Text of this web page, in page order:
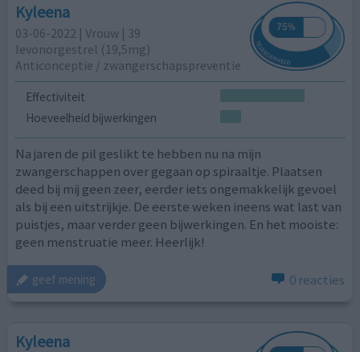
Kyleena
03-06-2022 | Vrouw | 39
levonorgestrel (19,5mg)
Anticonceptie / zwangerschapspreventie
Effectiviteit
Hoeveelheid bijwerkingen
Na jaren de pil geslikt te hebben nu na mijn
zwangerschappen over gegaan op spiraaltje. Plaatsen
deed bij mij geen zeer, eerder iets ongemakkelijk gevoel
als bij een uitstrijkje. De eerste weken ineens wat last van
puistjes, maar verder geen bijwerkingen. En het mooiste:
geen menstruatie meer. Heerlijk!
geef mening 0 reacties
Kyleena